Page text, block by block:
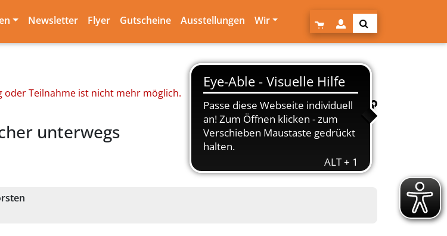
Newsletter Flyer Gutscheine Ausstellungen Wir
Teilnahme ist nicht mehr möglich.
unterwegs